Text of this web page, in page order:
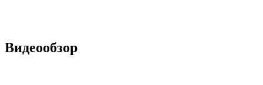
Видеообзор